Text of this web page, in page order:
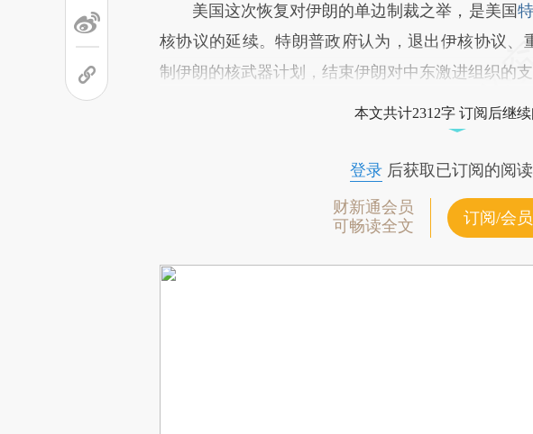
美国这次恢复对伊朗的单边制裁之举，是美国
核协议的延续。特朗普政府认为，退出伊核协议、
制伊朗的核武器计划，结束伊朗对中东激进组织的支
本文共计2312字 订阅后继
登录后获取已订阅的阅
财新通会员
可畅读全文
订阅/会